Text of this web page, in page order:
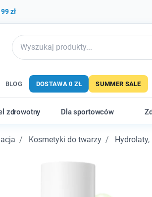
zł
BLOG DOSTAWA 0 ZŁ SUMMER SALE
zdrowotny Dla sportowców
Kosmetyki do twarzy Hydrolaty,